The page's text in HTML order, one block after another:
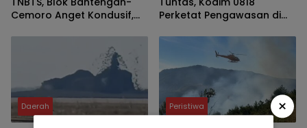
Cemoro Anget Kondusif,
Perketat Pengawasan di
Daerah Peristiwa ×